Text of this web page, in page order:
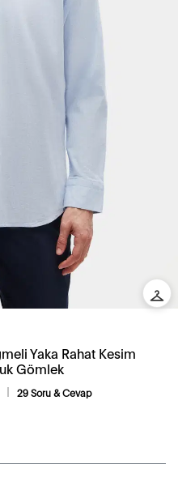
Yaka Rahat Kesim
Gömlek
29 Soru & Cevap